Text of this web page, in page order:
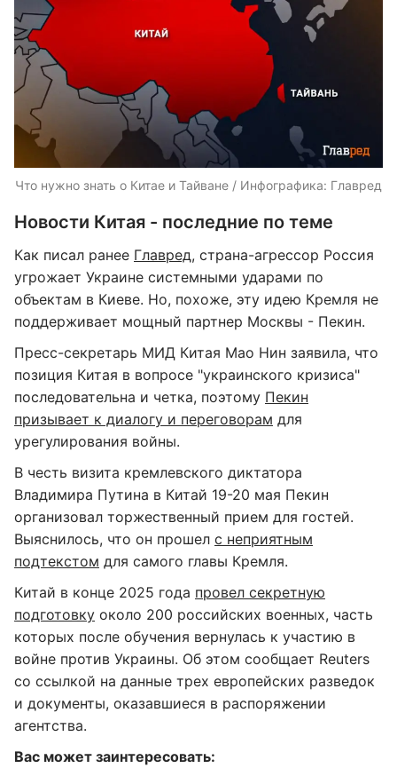
Что нужно знать о Китае и Тайване / Инфографика: Главред
Новости Китая - последние по теме
Как писал ранее Главред, страна-агрессор Россия
угрожает Украине системными ударами по
объектам в Киеве. Но, похоже, эту идею Кремля не
поддерживает мощный партнер Москвы - Пекин.
Пресс-секретарь МИД Китая Мао Нин заявила, что
позиция Китая в вопросе "украинского кризиса"
последовательна и четка, поэтому Пекин
призывает к диалогу и переговорам для
урегулирования войны.
В честь визита кремлевского диктатора
Владимира Путина в Китай 19-20 мая Пекин
организовал торжественный прием для гостей.
Выяснилось, что он прошел с неприятным
подтекстом для самого главы Кремля.
Китай в конце 2025 года провел секретную
подготовку около 200 российских военных, часть
которых после обучения вернулась к участию в
войне против Украины. Об этом сообщает Reuters
со ссылкой на данные трех европейских разведок
и документы, оказавшиеся в распоряжении
агентства.
Вас может заинтересовать: